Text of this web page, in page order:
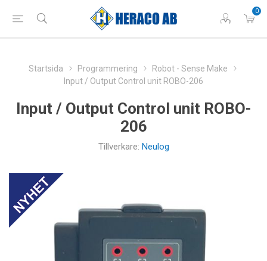
0
Startsida Programmering
Robot - Sense Make
Input / Output Control unit ROBO-206
Input / Output Control unit ROBO-
206
Tillverkare: Neulog